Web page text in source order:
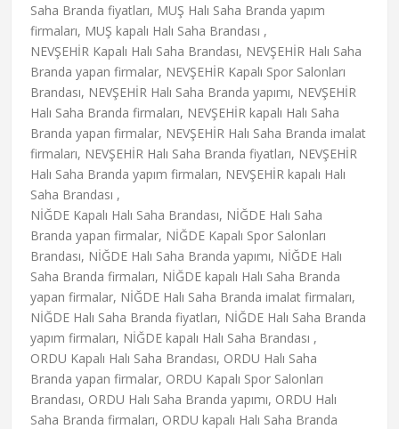
Saha Branda fiyatları, MUŞ Halı Saha Branda yapım
firmaları, MUŞ kapalı Halı Saha Brandası ,
NEVŞEHİR Kapalı Halı Saha Brandası, NEVŞEHİR Halı Saha
Branda yapan firmalar, NEVŞEHİR Kapalı Spor Salonları
Brandası, NEVŞEHİR Halı Saha Branda yapımı, NEVŞEHİR
Halı Saha Branda firmaları, NEVŞEHİR kapalı Halı Saha
Branda yapan firmalar, NEVŞEHİR Halı Saha Branda imalat
firmaları, NEVŞEHİR Halı Saha Branda fiyatları, NEVŞEHİR
Halı Saha Branda yapım firmaları, NEVŞEHİR kapalı Halı
Saha Brandası ,
NİĞDE Kapalı Halı Saha Brandası, NİĞDE Halı Saha
Branda yapan firmalar, NİĞDE Kapalı Spor Salonları
Brandası, NİĞDE Halı Saha Branda yapımı, NİĞDE Halı
Saha Branda firmaları, NİĞDE kapalı Halı Saha Branda
yapan firmalar, NİĞDE Halı Saha Branda imalat firmaları,
NİĞDE Halı Saha Branda fiyatları, NİĞDE Halı Saha Branda
yapım firmaları, NİĞDE kapalı Halı Saha Brandası ,
ORDU Kapalı Halı Saha Brandası, ORDU Halı Saha
Branda yapan firmalar, ORDU Kapalı Spor Salonları
Brandası, ORDU Halı Saha Branda yapımı, ORDU Halı
Saha Branda firmaları, ORDU kapalı Halı Saha Branda